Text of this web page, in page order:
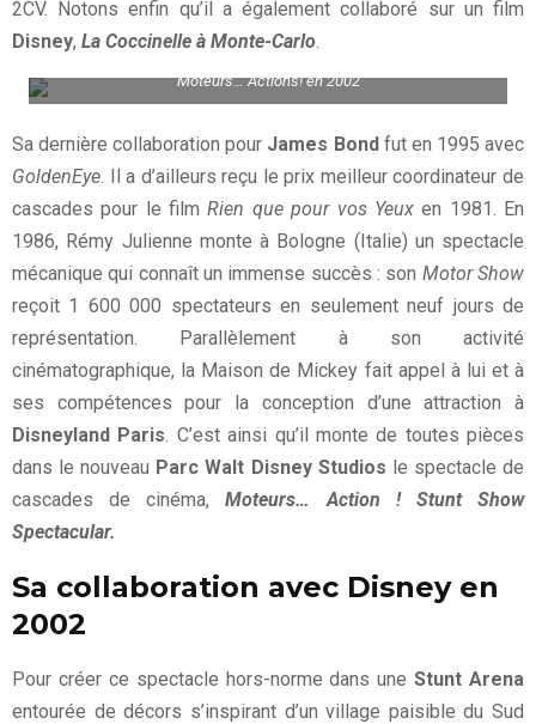
2CV. Notons enfin qu’il a également collaboré sur un film
Disney, La Coccinelle à Monte-Carlo.
Moteurs… Actions! en 2002
Sa dernière collaboration pour James Bondfut en 1995 avec
GoldenEye . Il a d’ailleurs reçu le prix meilleur coordinateur de
cascades pour le filmRien que pour vos Yeuxen 1981. En
1986, Rémy Julienne monte à Bologne (Italie) un spectacle
mécanique qui connaît un immense succès : son Motor Show
reçoit 1 600 000 spectateurs en seulement neuf jours de
représentation. Parallèlement à son activité
cinématographique, la Maison de Mickey fait appel à lui et à
ses compétences pour la conception d’une attraction à
Disneyland Paris . C’est ainsi qu’il monte de toutes pièces
dans le nouveau Parc Walt Disney Studios le spectacle de
cascades de cinéma,Moteurs… Action ! Stunt Show
Spectacular.
Sa collaboration avec Disney en
2002
Pour créer ce spectacle hors-norme dans uneStunt Arena
entourée de décors s’inspirant d’un village paisible du Sud